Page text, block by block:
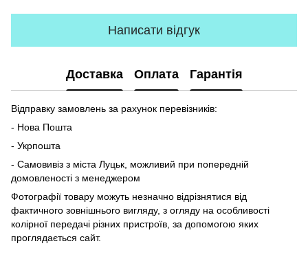
Написати відгук
Доставка Оплата Гарантія
Відправку замовлень за рахунок перевізників:
- Нова Пошта
- Укрпошта
- Самовивіз з міста Луцьк, можливий при попередній
домовленості з менеджером
Фотографії товару можуть незначно відрізнятися від
фактичного зовнішнього вигляду, з огляду на особливості
колірної передачі різних пристроїв, за допомогою яких
проглядається сайт.